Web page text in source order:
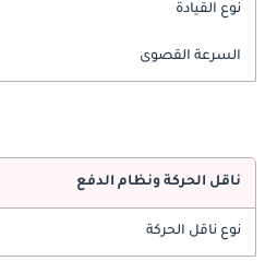
نوع القيادة
السرعة القصوى
ناقل الحركة ونظام الدفع
نوع ناقل الحركة